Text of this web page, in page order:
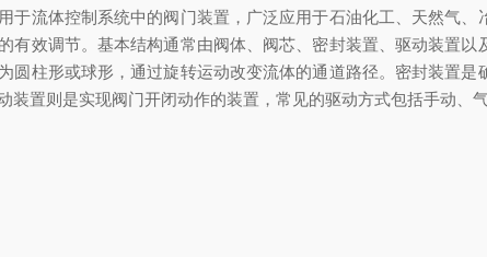
流体控制系统中的阀门装置，广泛应用于石油化工、天然气、
有效调节。基本结构通常由阀体、阀芯、密封装置、驱动装置
圆柱形或球形，通过旋转运动改变流体的通道路径。密封装置
装置则是实现阀门开闭动作的装置，常见的驱动方式包括手动、气